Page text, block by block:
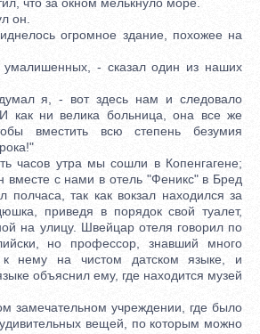
он.
огромное здание, похожее на
- сказал один из наших
я, - вот здесь нам и следовало
как ни велика больница, она все же
вместить всю степень безумия
часов утра мы сошли в Копенгагене;
вместе с нами в отель "Феникс" в Бред
полчаса, так как вокзал находился за
приведя в порядок свой туалет,
на улицу. Швейцар отеля говорил по
но профессор, знавший много
к нему на чистом датском языке, и
объяснил ему, где находится музей
замечательном учреждении, где было
вещей, по которым можно